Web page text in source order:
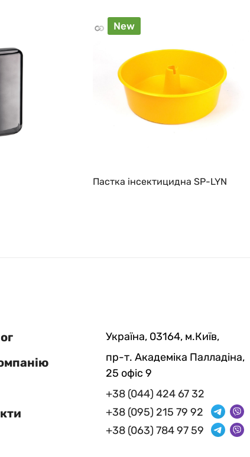
New
Пастка інсектицидна SP-LYN
Україна, 03164, м.Київ,
пр-т. Академіка Палладіна,
25 офіс 9
+38 (044) 424 67 32
+38 (095) 215 79 92
+38 (063) 784 97 59